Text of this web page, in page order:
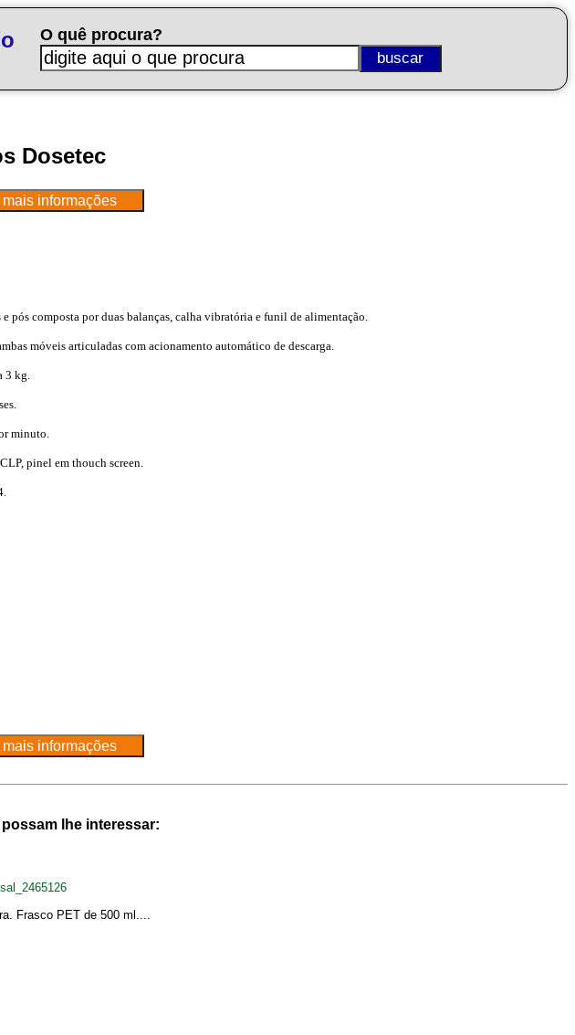
O quê procura?
Dosetec
e pós composta por duas balanças, calha vibratória e funil de alimentação.
móveis articuladas com acionamento automático de descarga.
3 kg.
minuto.
pinel em thouch screen.
lhe interessar:
Frasco PET de 500 ml....